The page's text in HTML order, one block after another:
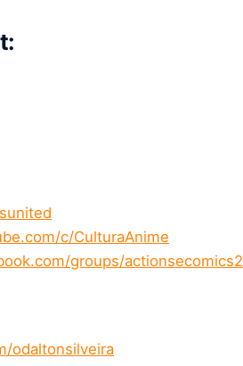
c/CulturaAnime
groups/actionsecomics2
odaltonsilveira